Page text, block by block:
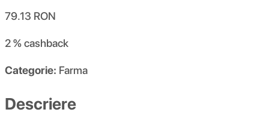
79.13 RON
2 %cashback
Categorie: Farma
Descriere